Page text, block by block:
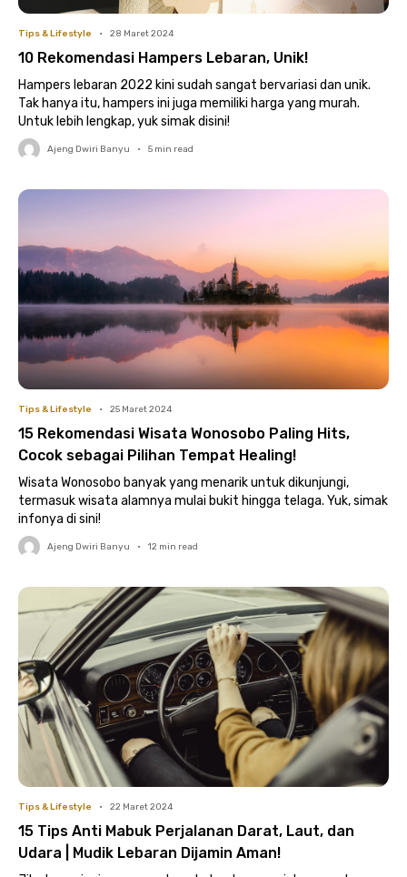
Tips & Lifestyle • 28 Maret 2024
10 Rekomendasi Hampers Lebaran, Unik!
Hampers lebaran 2022 kini sudah sangat bervariasi dan unik.
Tak hanya itu, hampers ini juga memiliki harga yang murah.
Untuk lebih lengkap, yuk simak disini!
Ajeng Dwiri Banyu • 5 min read
Tips & Lifestyle • 25 Maret 2024
15 Rekomendasi Wisata Wonosobo Paling Hits,
Cocok sebagai Pilihan Tempat Healing!
Wisata Wonosobo banyak yang menarik untuk dikunjungi,
termasuk wisata alamnya mulai bukit hingga telaga. Yuk, simak
infonya di sini!
Ajeng Dwiri Banyu • 12 min read
Tips & Lifestyle • 22 Maret 2024
15 Tips Anti Mabuk Perjalanan Darat, Laut, dan
Udara | Mudik Lebaran Dijamin Aman!